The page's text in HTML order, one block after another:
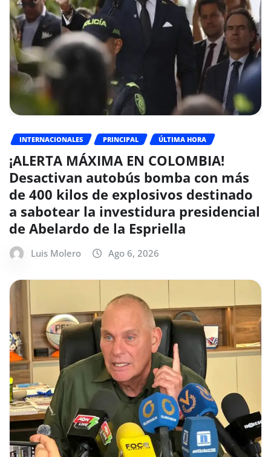
INTERNACIONALES PRINCIPAL ÚLTIMA HORA
¡ALERTA MÁXIMA EN COLOMBIA!
Desactivan autobús bomba con más
de 400 kilos de explosivos destinado
a sabotear la investidura presidencial
de Abelardo de la Espriella
Luis Molero Ago 6, 2026